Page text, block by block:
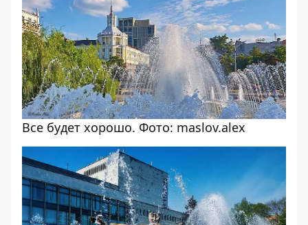
Все будет хорошо. Фото: maslov.alex